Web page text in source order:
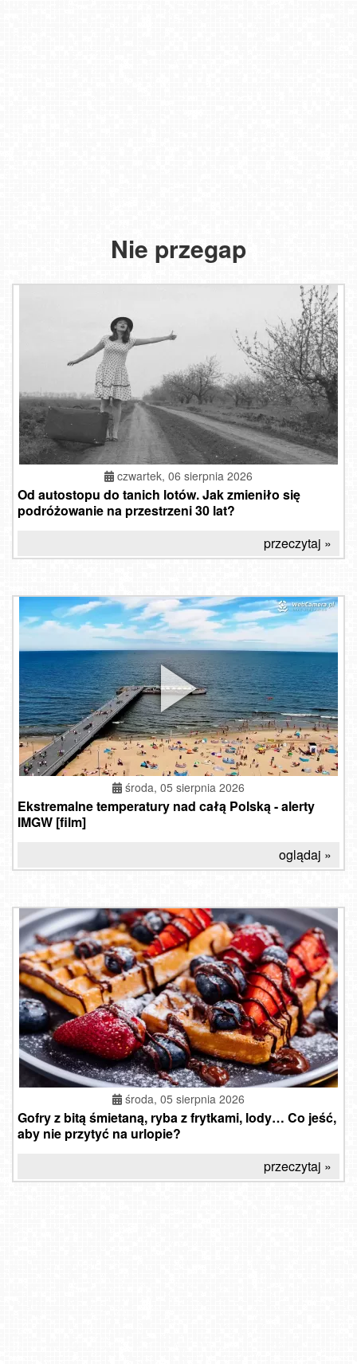
Nie przegap
czwartek, 06 sierpnia 2026
Od autostopu do tanich lotów. Jak zmieniło się
podróżowanie na przestrzeni 30 lat?
przeczytaj »
środa, 05 sierpnia 2026
Ekstremalne temperatury nad całą Polską - alerty
IMGW [film]
oglądaj »
środa, 05 sierpnia 2026
Gofry z bitą śmietaną, ryba z frytkami, lody… Co jeść,
aby nie przytyć na urlopie?
przeczytaj »